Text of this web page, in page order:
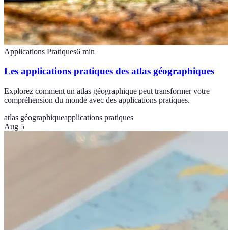
Applications Pratiques6 min
Les applications pratiques des atlas géographiques
Explorez comment un atlas géographique peut transformer votre
compréhension du monde avec des applications pratiques.
atlas géographiqueapplications pratiques
Aug 5